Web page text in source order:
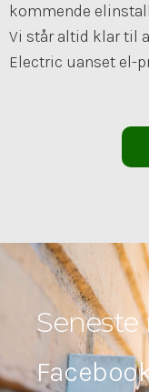
kommende
Vi står altid klar til
Electric uanset el-
Seneste